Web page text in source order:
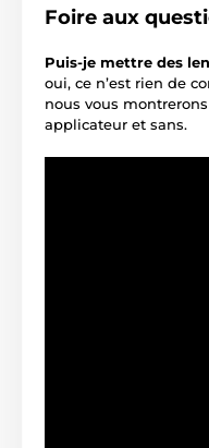
Foire aux
Puis-je mettre des
oui, ce n’est rien de
nous vous
applicateur et sans.